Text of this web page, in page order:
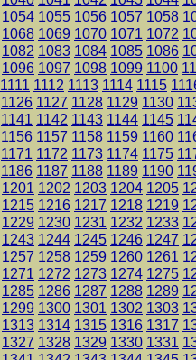
1054 1055 1056 1057 1058
1068 1069 1070 1071 1072
1082 1083 1084 1085 1086
1096 1097 1098 1099 1100
1111 1112 1113 1114 1115
1126 1127 1128 1129 1130
1141 1142 1143 1144 1145
1156 1157 1158 1159 1160
1171 1172 1173 1174 1175
1186 1187 1188 1189 1190
1201 1202 1203 1204 1205
1215 1216 1217 1218 1219
1229 1230 1231 1232 1233
1243 1244 1245 1246 1247
1257 1258 1259 1260 1261
1271 1272 1273 1274 1275
1285 1286 1287 1288 1289
1299 1300 1301 1302 1303
1313 1314 1315 1316 1317
1327 1328 1329 1330 1331